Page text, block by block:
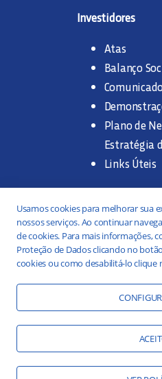
Investidores
Atas
Balanço
Plano de
Estratégia
Links Úteis
Trabalhe na
Concurso
Estágio
Portal da
Práticas
Educação
Usamos cookies para melhorar sua
nossos serviços. Ao continuar
de cookies. Para mais informações,
Proteção de Dados clicando no
cookies ou como desabilitá-lo clique